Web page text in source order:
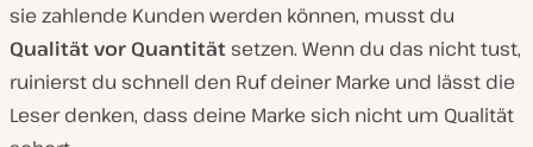
sie zahlende Kunden werden können, musst du
Qualität vor Quantität setzen. Wenn du das nicht tust,
ruinierst du schnell den Ruf deiner Marke und lässt die
Leser denken, dass deine Marke sich nicht um Qualität